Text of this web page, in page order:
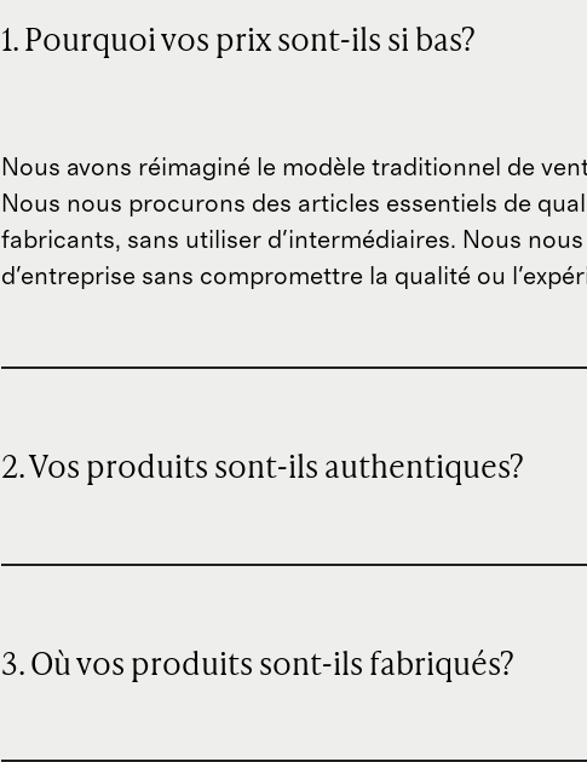
1. Pourquoi vos prix sont-ils si bas?
Nous avons réimaginé le modèle traditionnel de
Nous nous procurons des articles essentiels de
fabricants, sans utiliser d'intermédiaires. Nous
d'entreprise sans compromettre la qualité ou
2. Vos produits sont-ils authentiques?
3. Où vos produits sont-ils fabriqués?